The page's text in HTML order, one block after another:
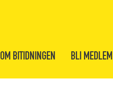
OM BITIDNINGEN BLI MEDLEM